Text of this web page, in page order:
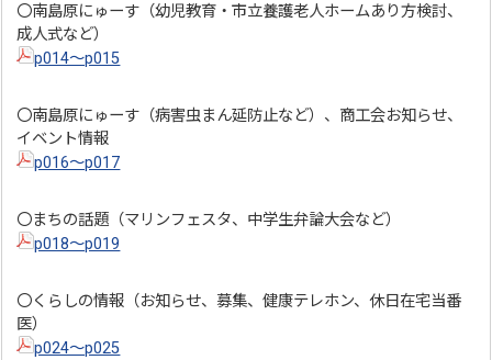
〇南島原にゅーす（幼児教育・市立養護老人ホームあり方検討、
成人式など）
p014～p015
〇南島原にゅーす（病害虫まん延防止など）、商工会お知らせ、
イベント情報
p016～p017
〇まちの話題（マリンフェスタ、中学生弁論大会など）
p018～p019
〇くらしの情報（お知らせ、募集、健康テレホン、休日在宅当番
医）
p024～p025